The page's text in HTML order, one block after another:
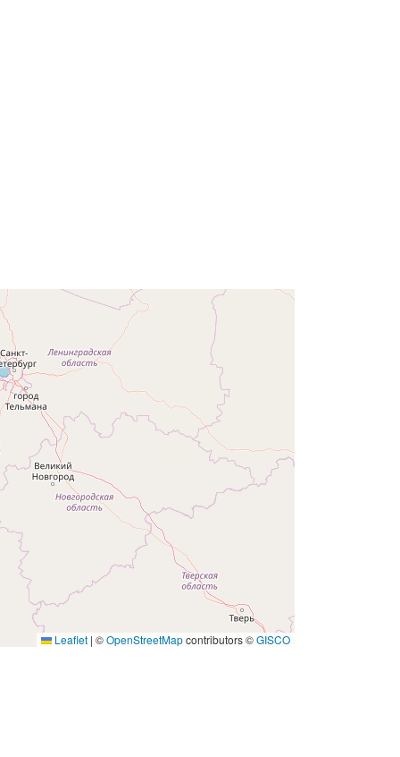
Leaflet | ©OpenStreetMapcontributors ©GISCO